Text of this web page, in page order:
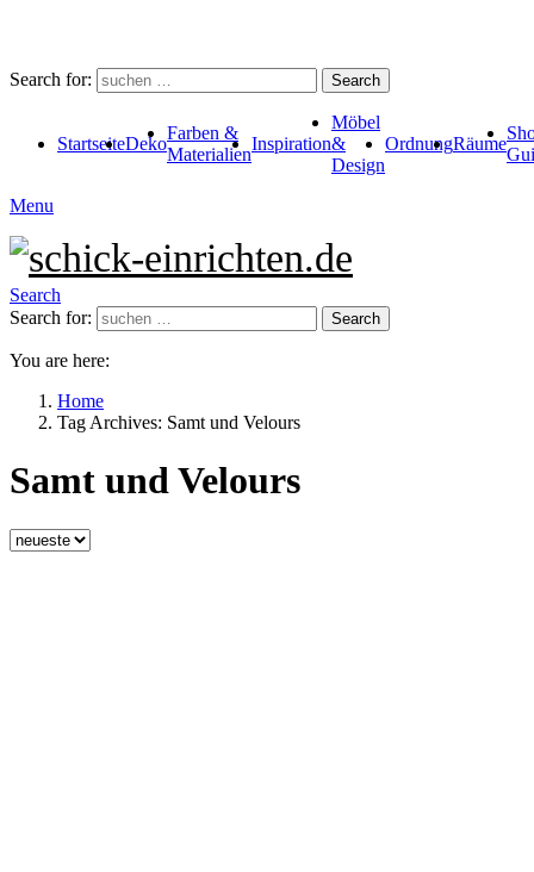
Search for: Search
StartseiteDeko
Farben &
Materialien
Inspiration
Möbel
&
Design
OrdnungRäume
Menu
Search
Search for:
Search
You are here:
Home
Tag Archives: Samt und Velours
Samt und Velours